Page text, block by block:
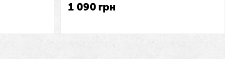
1 090 грн